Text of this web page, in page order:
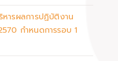
ารผลการปฏิบัติงาน
กำหนดการรอบ 1